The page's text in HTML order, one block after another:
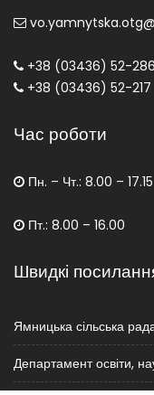
+38 (03436) 52-286
+38 (03436) 52-217
Час роботи
Пн. – Чт.: 8.00 – 17.15
Пт.: 8.00 – 16.00
Швидкі
Ямницька сільська
Департамент освіти,